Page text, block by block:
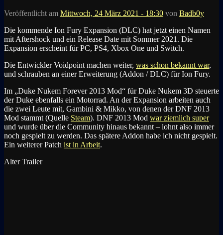
Veröffentlicht am Mittwoch, 24 März 2021 - 18:30 von Badb0y
Die kommende Ion Fury Expansion (DLC) hat jetzt einen Namen
mit Aftershock und ein Release Date mit Sommer 2021. Die
Expansion erscheint für PC, PS4, Xbox One und Switch.
Die Entwickler Voidpoint machen weiter, was schon bekannt war,
und schrauben an einer Erweiterung (Addon / DLC) für Ion Fury.
Im „Duke Nukem Forever 2013 Mod“ für Duke Nukem 3D steuerte
der Duke ebenfalls ein Motorrad. An der Expansion arbeiten auch
die zwei Leute mit, Gambini & Mikko, von denen der DNF 2013
Mod stammt (Quelle Steam). DNF 2013 Mod war ziemlich super
und wurde über die Community hinaus bekannt – lohnt also immer
noch gespielt zu werden. Das spätere Addon habe ich nicht gespielt.
Ein weiterer Patch ist in Arbeit.
Alter Trailer